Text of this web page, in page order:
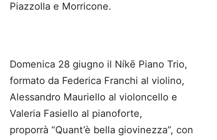
Piazzolla e Morricone.
Domenica 28 giugno il Níkē Piano Trio,
formato da Federica Franchi al violino,
Alessandro Mauriello al violoncello e
Valeria Fasiello al pianoforte,
proporrà “Quant’è bella giovinezza”, con